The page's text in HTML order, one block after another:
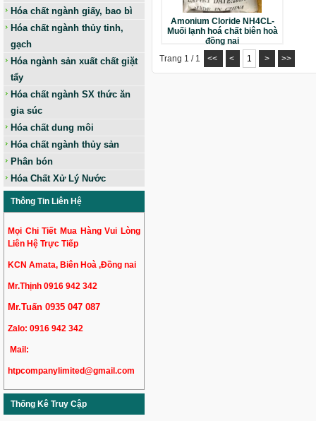
Hóa chất ngành giấy, bao bì
Hóa chất ngành thủy tinh,
gạch
Hóa ngành sản xuất chất giặt
tẩy
Hóa chất ngành SX thức ăn
gia súc
Hóa chất dung môi
Hóa chất ngành thủy sản
Phân bón
Hóa Chất Xử Lý Nước
Thông Tin Liên Hệ
Mọi Chi Tiết Mua Hàng Vui Lòng
Liên Hệ Trực Tiếp
KCN Amata, Biên Hoà ,Đồng nai
Mr.Thịnh 0916 942 342
Mr.Tuấn 0935 047 087
Zalo: 0916 942 342
Mail:
htpcompanylimited@gmail.com
Thống Kê Truy Cập
Amonium Cloride NH4CL-
Muối lạnh hoá chất biên hoà
đồng nai
Trang 1 / 1
<< < 1 > >>